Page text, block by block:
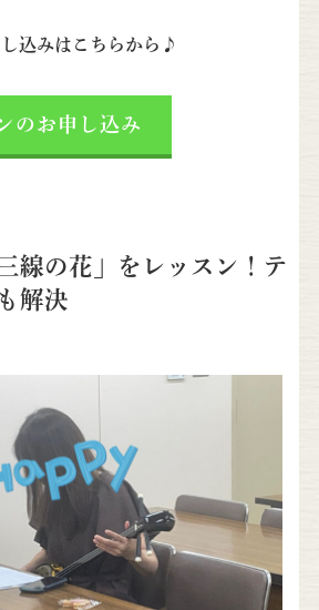
込みはこちらから♪
のお申し込み
線の花」をレッスン！テ
解決